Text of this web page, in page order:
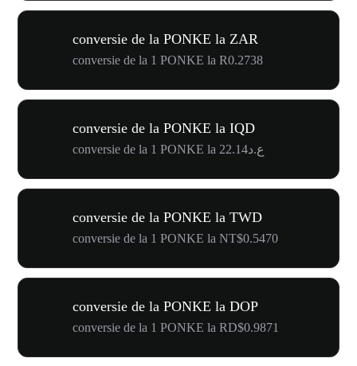
conversie de la PONKE la ZAR
conversie de la 1 PONKE la R0.2738
conversie de la PONKE la IQD
conversie de la 1 PONKE la ع.د22.14
conversie de la PONKE la TWD
conversie de la 1 PONKE la NT$0.5470
conversie de la PONKE la DOP
conversie de la 1 PONKE la RD$0.9871